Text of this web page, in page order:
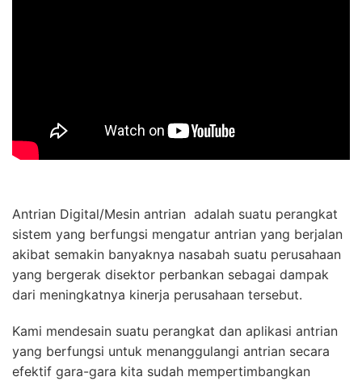
Antrian Digital/Mesin antrian adalah suatu perangkat
sistem yang berfungsi mengatur antrian yang berjalan
akibat semakin banyaknya nasabah suatu perusahaan
yang bergerak disektor perbankan sebagai dampak
dari meningkatnya kinerja perusahaan tersebut.
Kami mendesain suatu perangkat dan aplikasi antrian
yang berfungsi untuk menanggulangi antrian secara
efektif gara-gara kita sudah mempertimbangkan